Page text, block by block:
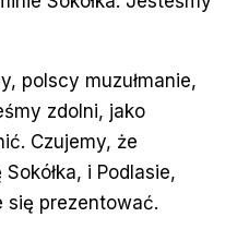
polscy muzułmanie,
zdolni, jako
Czujemy, że
i Podlasie,
się prezentować.